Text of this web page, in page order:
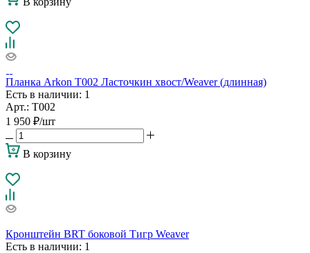
Планка Arkon T002 Ласточкин хвост/Weaver (длинная)
Есть в наличии: 1
Арт.: T002
1 950 ₽/шт
В корзину
Кронштейн BRT боковой Тигр Weaver
Есть в наличии: 1